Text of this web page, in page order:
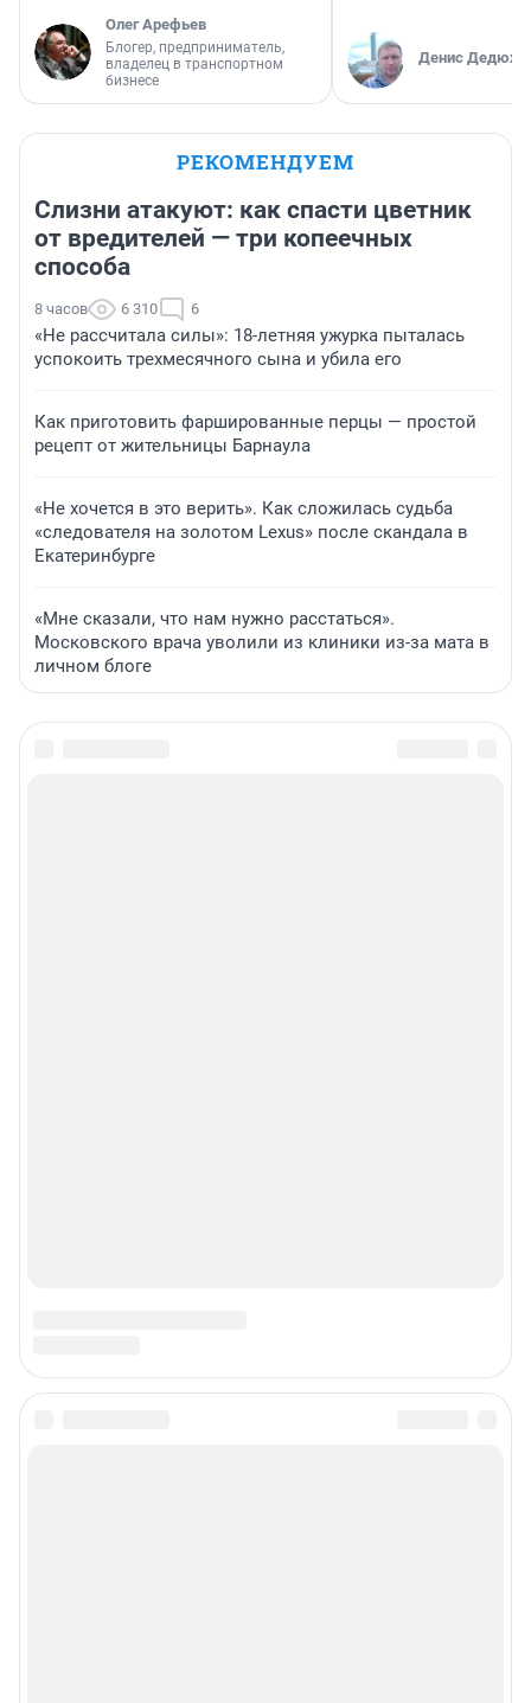
Олег Арефьев
Блогер, предприниматель,
владелец в транспортном
бизнесе
Денис
РЕКОМЕНДУЕМ
Слизни атакуют: как спасти цветник
от вредителей — три копеечных
способа
8 часов 6 310 6
«Не рассчитала силы»: 18-летняя ужурка пыталась
успокоить трехмесячного сына и убила его
Как приготовить фаршированные перцы — простой
рецепт от жительницы Барнаула
«Не хочется в это верить». Как сложилась судьба
«следователя на золотом Lexus» после скандала в
Екатеринбурге
«Мне сказали, что нам нужно расстаться».
Московского врача уволили из клиники из-за мата в
личном блоге